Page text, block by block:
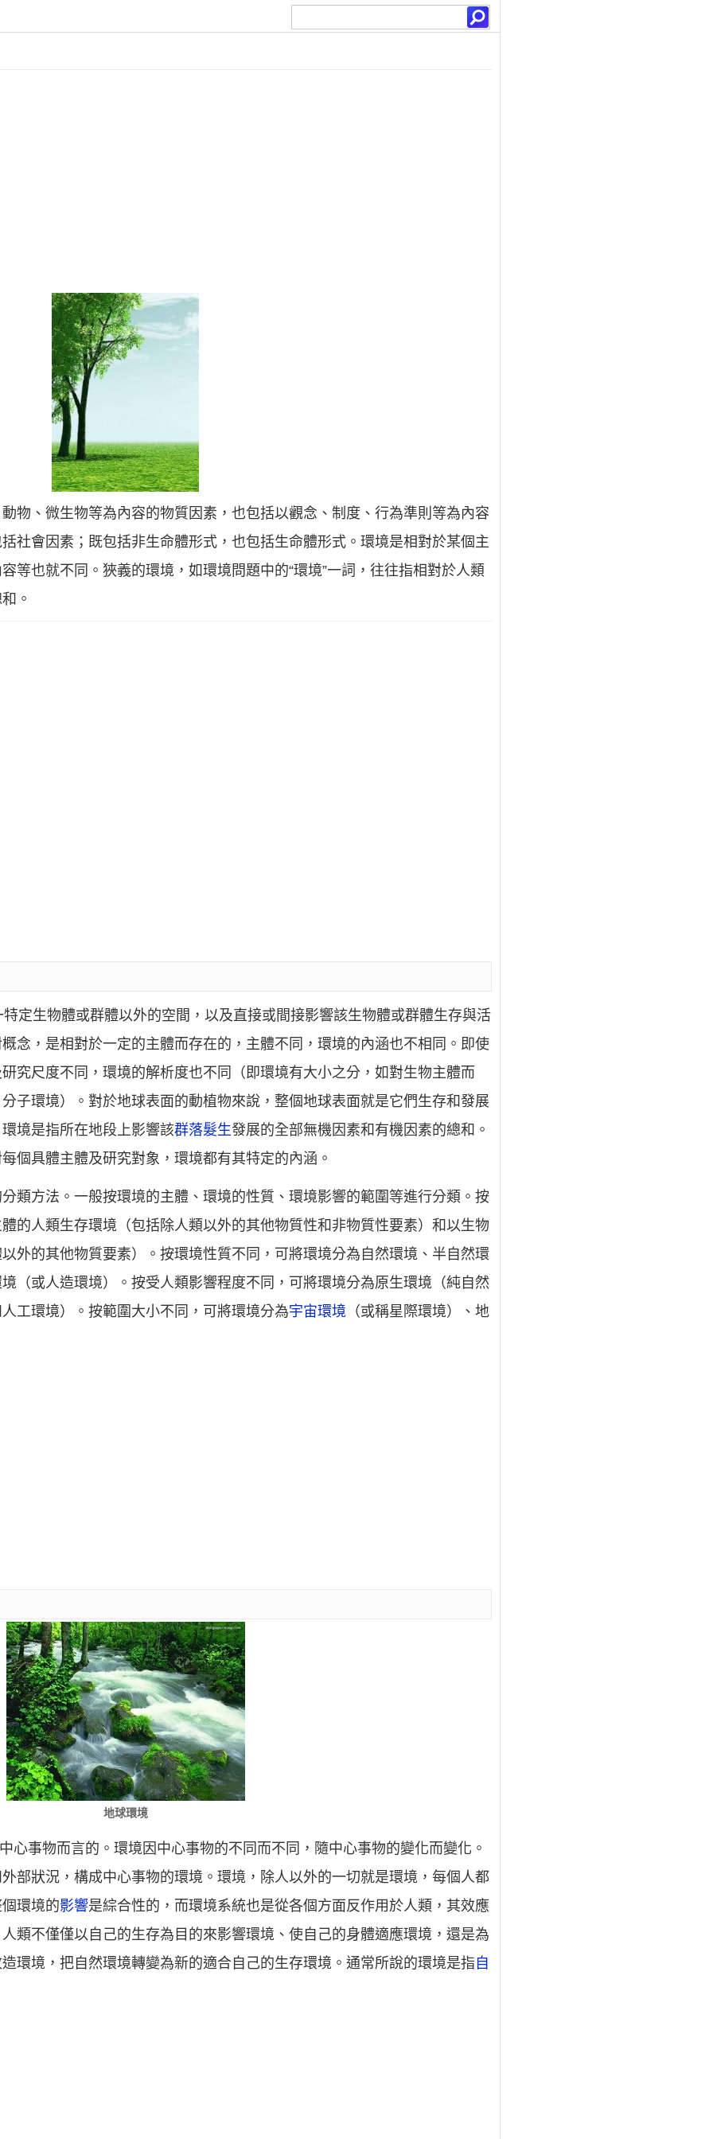
物、微生物等為內容的物質因素，也包括以觀念、制度、行為準則等為內容
社會因素；既包括非生命體形式，也包括生命體形式。環境是相對於某個主
等也就不同。狹義的環境，如環境問題中的“環境”一詞，往往指相對於人類
。
定生物體或群體以外的空間，以及直接或間接影響該生物體或群體生存與活
念，是相對於一定的主體而存在的，主體不同，環境的內涵也不相同。即使
究尺度不同，環境的解析度也不同（即環境有大小之分，如對生物主體而
子環境）。對於地球表面的動植物來說，整個地球表面就是它們生存和發展
境是指所在地段上影響該群落髮生發展的全部無機因素和有機因素的總和。
個具體主體及研究對象，環境都有其特定的內涵。
類方法。一般按環境的主體、環境的性質、環境影響的範圍等進行分類。按
的人類生存環境（包括除人類以外的其他物質性和非物質性要素）和以生物
外的其他物質要素）。按環境性質不同，可將環境分為自然環境、半自然環
（或人造環境）。按受人類影響程度不同，可將環境分為原生環境（純自然
工環境）。按範圍大小不同，可將環境分為宇宙環境 （或稱星際環境）、地
地球環境
心事物而言的。環境因中心事物的不同而不同，隨中心事物的變化而變化。
部狀況，構成中心事物的環境。環境，除人以外的一切就是環境，每個人都
環境的影響是綜合性的，而環境系統也是從各個方面反作用於人類，其效應
類不僅僅以自己的生存為目的來影響環境、使自己的身體適應環境，還是為
環境，把自然環境轉變為新的適合自己的生存環境。通常所說的環境是指 自